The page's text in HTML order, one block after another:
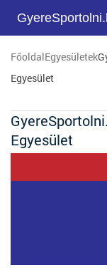
FőoldalEgyesületek
Egyesület
Egyesület